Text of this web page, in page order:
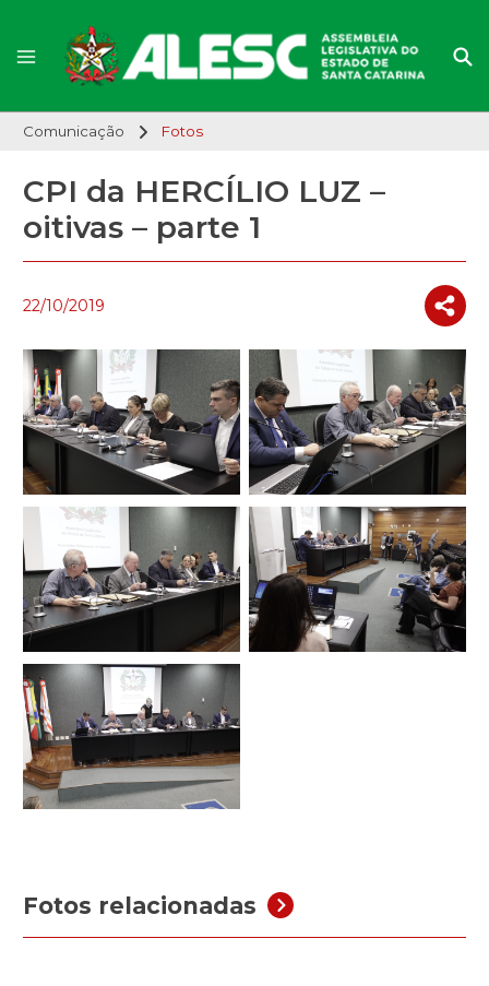
Comunicação Fotos
CPI da HERCÍLIO LUZ –
oitivas – parte 1
22/10/2019
Fotos relacionadas